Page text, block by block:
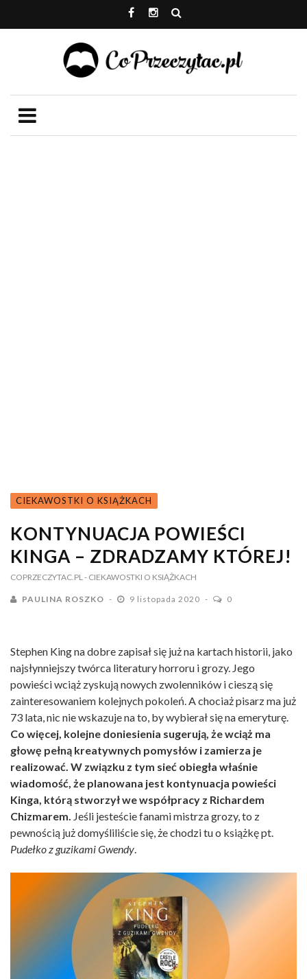
CIEKAWOSTKI O KSIĄŻKACH
KONTYNUACJA POWIEŚCI
KINGA – ZDRADZAMY KTÓREJ!
COPRZECZYTAC.PL - CIEKAWOSTKI O KSIĄŻKACH
PAULINA ROSZKO 9 listopada 2020 0
Stephen King na dobre zapisał się już na kartach historii, jako
najsłynniejszy twórca literatury horroru i grozy. Jego
powieści wciąż zyskują nowych zwolenników i cieszą się
zainteresowaniem kolejnych pokoleń. A chociaż pisarz ma już
73 lata, nic nie wskazuje na to, by wybierał się na emeryturę.
Co więcej, kolejne doniesienia sugerują, że wciąż ma
głowę pełną kreatywnych pomysłów i zamierza je
realizować. W związku z tym sieć obiegła właśnie
wiadomość, że planowana jest kontynuacja powieści
Kinga, którą stworzył we współpracy z Richardem
Chizmarem. Jeśli jesteście fanami mistrza grozy, to z
pewnością już domyśliliście się, że chodzi tu o książkę pt.
Pudełko z guzikami Gwendy.